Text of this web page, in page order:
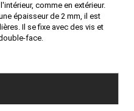
comme en extérieur.
épaisseur de 2 mm, il est
Il se fixe avec des vis et
face.